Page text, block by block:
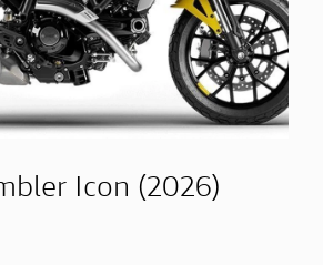
Icon (2026)